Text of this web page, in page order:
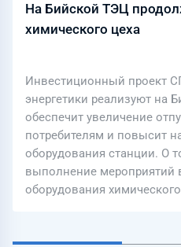
На Бийской ТЭЦ
химического цеха
Инвестиционный проект
энергетики реализуют на
обеспечит увеличение
потребителям и повысит
оборудования станции. О
выполнение мероприятий
оборудования